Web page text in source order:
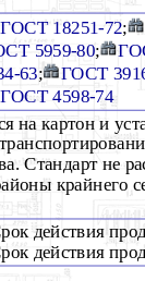
ГОСТ 18251-72;
5959-80;
63;
ГОСТ
ГОСТ 4598-74
на картон и
Стандарт не
крайнего
действия
действия